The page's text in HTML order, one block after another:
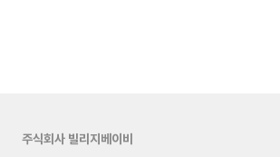
주식회사 빌리지베이비